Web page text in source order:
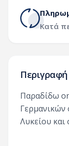
Κατά
Περιγραφή
Παραδίδω
Γερμανικών
Λυκείου και